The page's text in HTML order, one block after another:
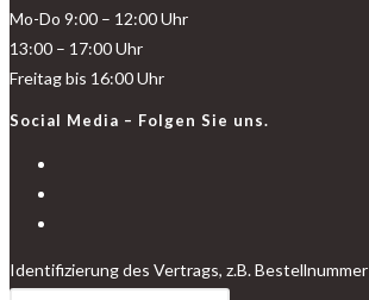
Mo-Do 9:00 – 12:00 Uhr
13:00 – 17:00 Uhr
Freitag bis 16:00 Uhr
Social Media – Folgen Sie uns.
Identifizierung des Vertrags, z.B. Bestellnummer